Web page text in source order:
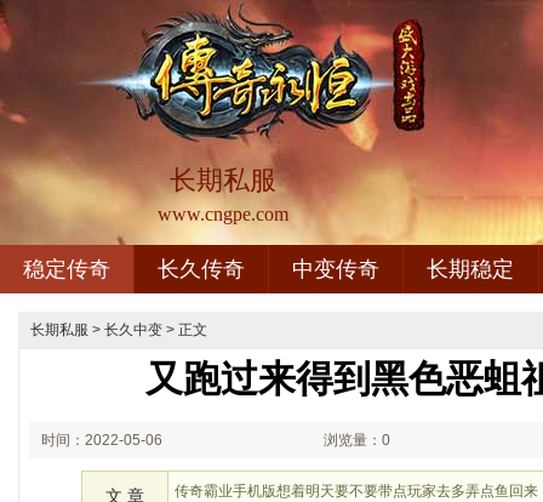
长期私服
www.cngpe.com
稳定传奇 长久传奇 中变传奇 长期稳定
长期私服 > 长久中变 > 正文
又跑过来得到黑色恶蛆
时间：2022-05-06 浏览量：0
文 章
传奇霸业手机版想着明天要不要带点玩家去多弄点鱼回